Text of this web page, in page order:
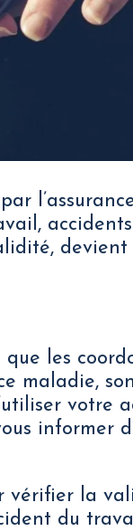
les
maladie,
votre
informer
vérifier la
du